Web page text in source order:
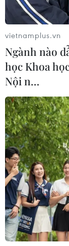
Quần thể danh
công nhận là Di
hỗn hợp đầu tiên
hóa và
vietnamplus.vn
Ngành nào
học Khoa
Nội n…